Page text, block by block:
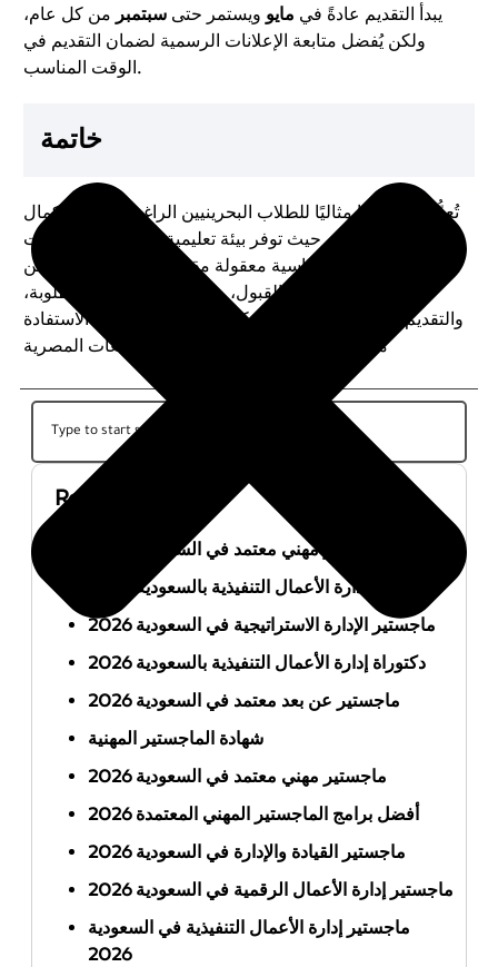
يبدأ التقديم عادةً في مايو ويستمر حتى سبتمبر من كل عام،
ولكن يُفضل متابعة الإعلانات الرسمية لضمان التقديم في
الوقت المناسب.
خاتمة
تُعدُّ مصر خيارًا مثاليًا للطلاب البحرينيين الراغبين في استكمال
دراستهم الجامعية، حيث توفر بيئة تعليمية متميزة، وتخصصات
متنوعة، وتكاليف دراسية معقولة مقارنةً بالدول الأخرى. من
خلال استيفاء شروط القبول، وتجهيز المستندات المطلوبة،
والتقديم في الوقت المحدد، يمكن للطلاب البحرينيين الاستفادة
من الفرص التعليمية المتاحة في الجامعات المصرية
Recent Posts
أفضل ماجستير مهني معتمد في السعودية 2026
ماجستير إدارة الأعمال التنفيذية بالسعودية 2026
ماجستير الإدارة الاستراتيجية في السعودية 2026
دكتوراة إدارة الأعمال التنفيذية بالسعودية 2026
ماجستير عن بعد معتمد في السعودية 2026
شهادة الماجستير المهنية
ماجستير مهني معتمد في السعودية 2026
أفضل برامج الماجستير المهني المعتمدة 2026
ماجستير القيادة والإدارة في السعودية 2026
ماجستير إدارة الأعمال الرقمية في السعودية 2026
ماجستير إدارة الأعمال التنفيذية في السعودية
2026